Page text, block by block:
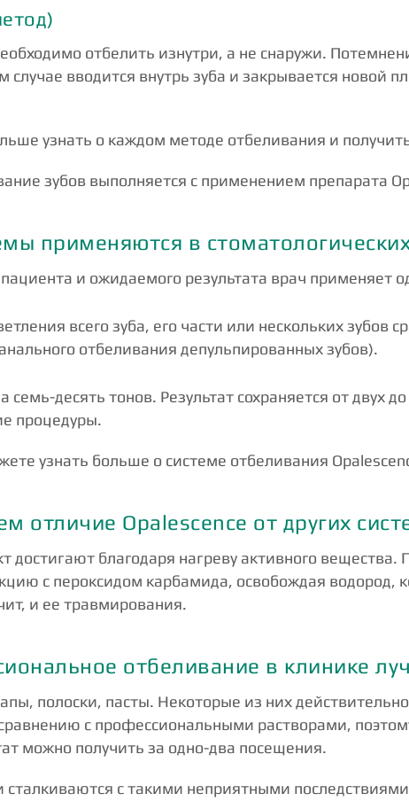
отбелить изнутри, а не снаружи.
вводится внутрь зуба и закрывается новой
узнать о каждом методе отбеливания и
зубов выполняется с применением препарата
применяются в
и ожидаемого результата врач применяет
всего зуба, его части или нескольких зубов
отбеливания депульпированных зубов).
десять тонов. Результат сохраняется от двух
процедуры.
узнать больше о системе отбеливания
отличие Opalescence от других
благодаря нагреву активного
с пероксидом карбамида, освобождая водород,
и ее травмирования.
отбеливание в клинике
полоски, пасты. Некоторые из них
с профессиональными растворами,
можно получить за одно-два посещения.
с такими неприятными